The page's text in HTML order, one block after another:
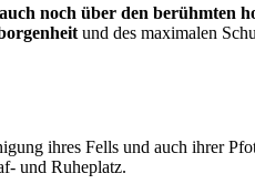
noch über den berühmten
und des maximalen
ihres Fells und auch ihrer
und Ruheplatz.